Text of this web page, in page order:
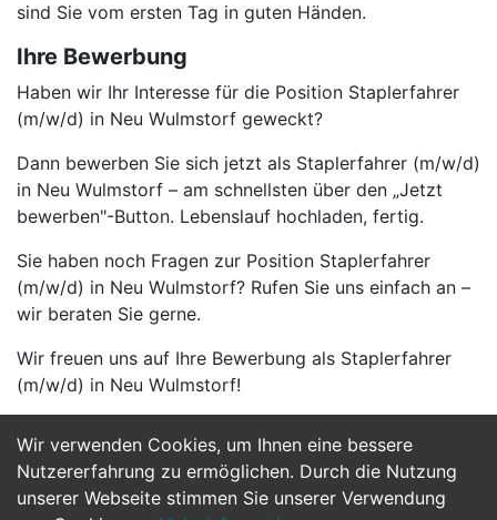
Wir verwenden Cookies, um Ihnen eine bessere
Nutzererfahrung zu ermöglichen. Durch die Nutzung
unserer Webseite stimmen Sie unserer Verwendung
sind Sie vom ersten Tag in guten Händen.
Ihre Bewerbung
Haben wir Ihr Interesse für die Position Staplerfahrer
(m/w/d) in Neu Wulmstorf geweckt?
Dann bewerben Sie sich jetzt als Staplerfahrer (m/w/d)
in Neu Wulmstorf – am schnellsten über den „Jetzt
bewerben"-Button. Lebenslauf hochladen, fertig.
Sie haben noch Fragen zur Position Staplerfahrer
(m/w/d) in Neu Wulmstorf? Rufen Sie uns einfach an –
wir beraten Sie gerne.
Wir freuen uns auf Ihre Bewerbung als Staplerfahrer
(m/w/d) in Neu Wulmstorf!
Jetzt Bewerben